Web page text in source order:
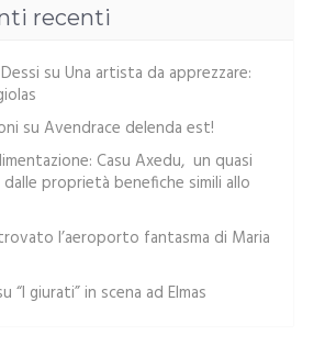
recenti
su Una artista da apprezzare:
su Avendrace delenda est!
Casu Axedu, un quasi
proprietà benefiche simili allo
l’aeroporto fantasma di Maria
“I giurati” in scena ad Elmas